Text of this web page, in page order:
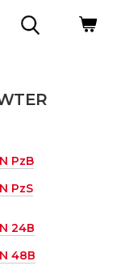
PzB
PzS
24В
48В